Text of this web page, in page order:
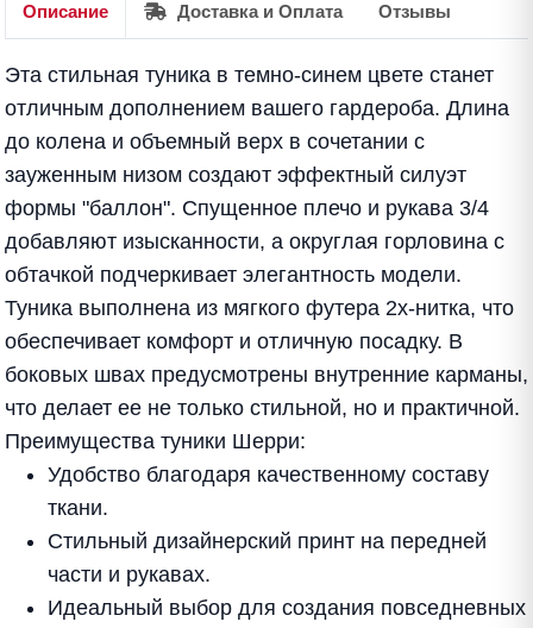
Описание Доставка и Оплата Отзывы
Эта стильная туника в темно-синем цвете станет
отличным дополнением вашего гардероба. Длина
до колена и объемный верх в сочетании с
зауженным низом создают эффектный силуэт
формы "баллон". Спущенное плечо и рукава 3/4
добавляют изысканности, а округлая горловина с
обтачкой подчеркивает элегантность модели.
Туника выполнена из мягкого футера 2х-нитка, что
обеспечивает комфорт и отличную посадку. В
боковых швах предусмотрены внутренние карманы,
что делает ее не только стильной, но и практичной.
Преимущества туники Шерри:
Удобство благодаря качественному составу
ткани.
Стильный дизайнерский принт на передней
части и рукавах.
Идеальный выбор для создания повседневных